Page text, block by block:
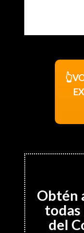
Obtén
todas
del